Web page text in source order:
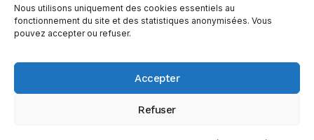
Nous utilisons uniquement des cookies essentiels au
fonctionnement du site et des statistiques anonymisées. Vous
pouvez accepter ou refuser.
Accepter
Refuser
confidentialité·CGV·CGU·Gestion des
cookies·Retours·Support·Mentions
© 2026 D-COOLINWAY / VOLF, SUISSE —
Registre du Commerce : CHE137.103.474